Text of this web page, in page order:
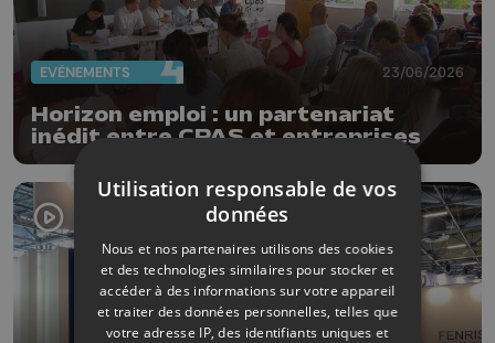
EVÈNEMENTS 23/06/2026
Horizon emploi : un partenariat
inédit entre CPAS et entreprises
Utilisation responsable de vos
données
Nous et nos partenaires utilisons des cookies
et des technologies similaires pour stocker et
accéder à des informations sur votre appareil
et traiter des données personnelles, telles que
votre adresse IP, des identifiants uniques et